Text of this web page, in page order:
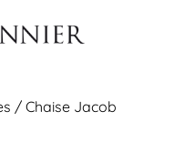
/ Chaise Jacob